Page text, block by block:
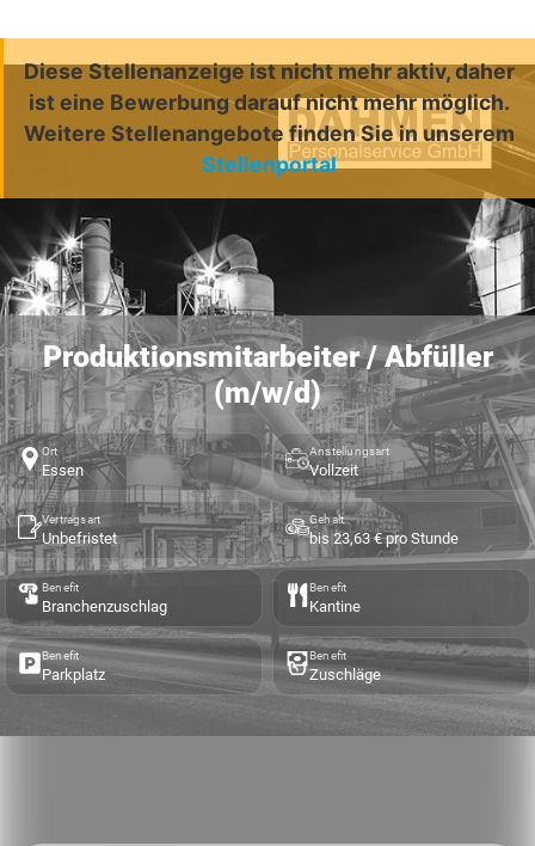
Diese Stellenanzeige ist nicht mehr aktiv, daher
ist eine Bewerbung darauf nicht mehr möglich.
Weitere Stellenangebote finden Sie in unserem
Stellenportal
Produktionsmitarbeiter / Abfüller
(m/w/d)
Ort
Essen
Anstellungsart
Vollzeit
Vertragsart
Unbefristet
Gehalt
bis 23,63 € pro Stunde
Benefit
Branchenzuschlag
Benefit
Kantine
Benefit
Parkplatz
Benefit
Zuschläge